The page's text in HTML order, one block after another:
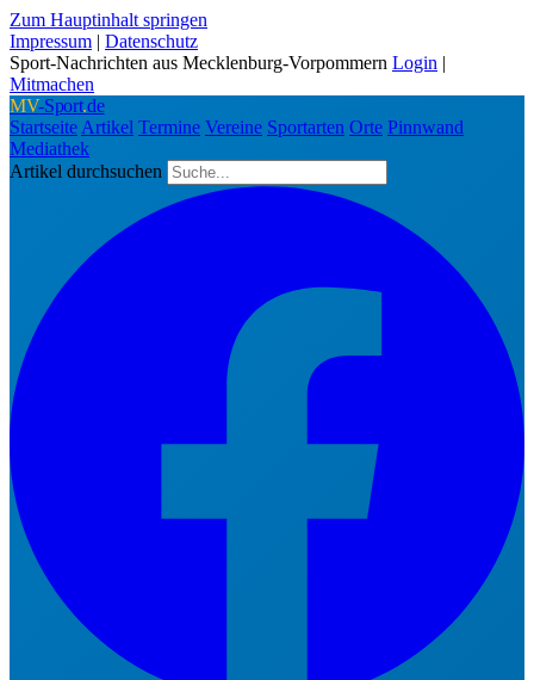
Zum Hauptinhalt springen
Impressum | Datenschutz
Sport-Nachrichten aus Mecklenburg-Vorpommern Login |
Mitmachen
MV-Sport.de
Startseite Artikel Termine Vereine Sportarten Orte Pinnwand
Mediathek
Artikel durchsuchen